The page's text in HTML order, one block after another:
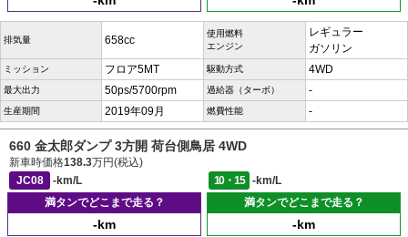
排気量 658cc
使用燃料
エンジン
レギュラー
ガソリン
ミッション フロア5MT 駆動方式 4WD
最大出力 50ps/5700rpm 過給器（ターボ） -
生産期間 2019年09月 燃費性能 -
660 金太郎ダンプ 3方開 荷台側鳥居 4WD
新車時価格138.3万円(税込)
JC08
-km/L 10・15
-km/L
満タンでどこまで走る？
-km
満タンでどこまで走る？
-km